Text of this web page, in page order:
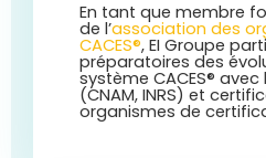
En tant que membre
de l’association des
CACES®, EI Groupe
préparatoires des
système CACES®
(CNAM, INRS) et
organismes de